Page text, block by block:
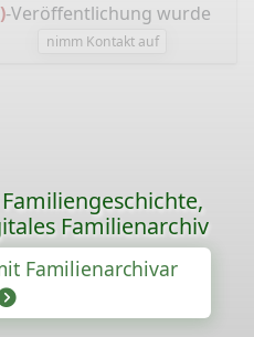
-Veröffentlichung wurde
nimm Kontakt auf
Familienarchiv
Familienarchivar